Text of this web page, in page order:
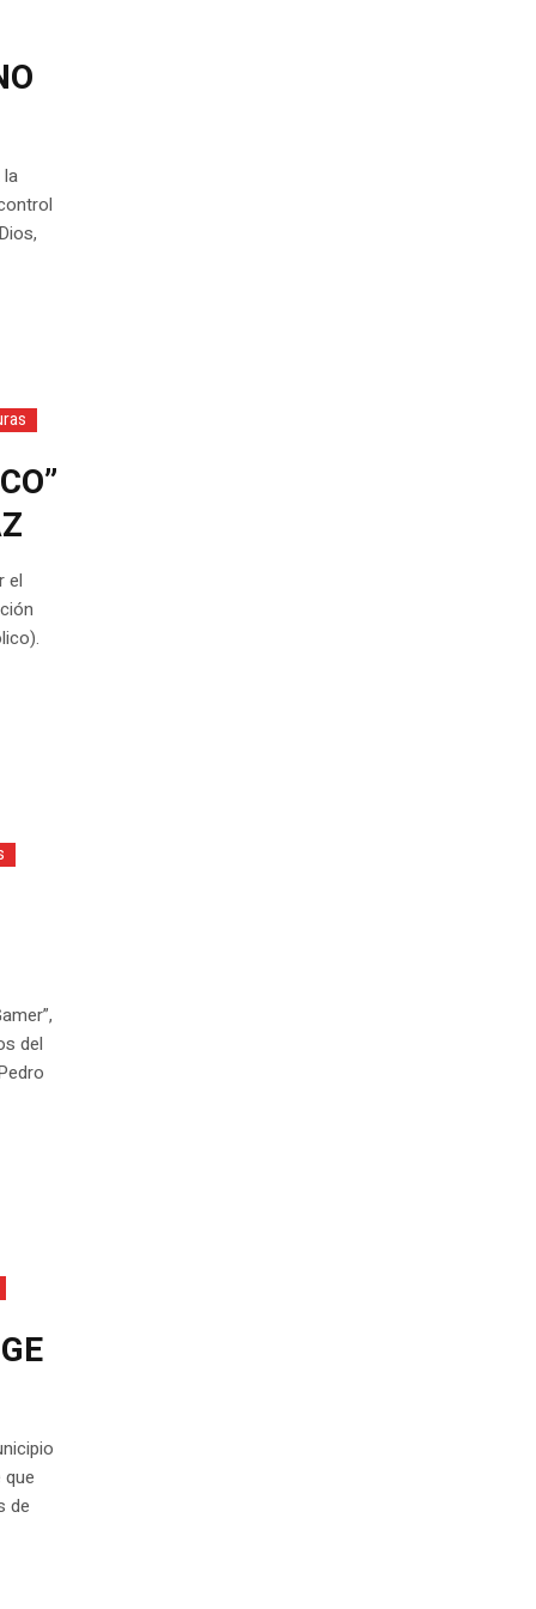
el
del
de